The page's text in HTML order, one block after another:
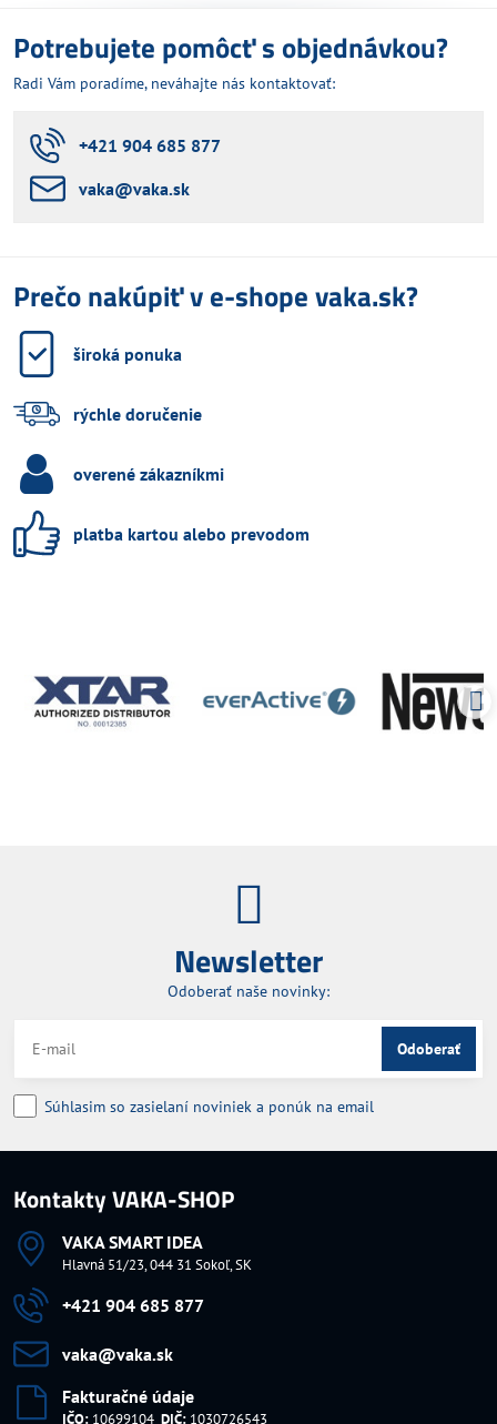
Potrebujete pomôcť s objednávkou?
Radi Vám poradíme, neváhajte nás kontaktovať:
+421 904 685 877
vaka​@vaka​.sk
Prečo nakúpiť v e-shope vaka.sk?
široká ponuka
rýchle doručenie
overené zákazníkmi
platba kartou alebo prevodom
Newsletter
Odoberať naše novinky:
Odoberať
Súhlasim so zasielaní noviniek a ponúk na email
Kontakty VAKA-SHOP
VAKA SMART IDEA
Hlavná 51/23, 044 31 Sokoľ, SK
+421 904 685 877
vaka​@vaka​.sk
Fakturačné údaje
IČO: 10699104 DIČ: 1030726543